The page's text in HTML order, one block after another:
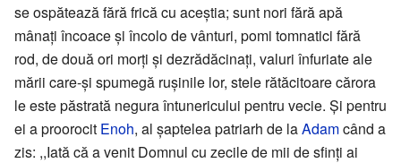
se ospătează fără frică cu aceştia; sunt nori fără apă
mânaţi încoace şi încolo de vânturi, pomi tomnatici fără
rod, de două ori morţi şi dezrădăcinaţi, valuri înfuriate ale
mării care-şi spumegă ruşinile lor, stele rătăcitoare cărora
le este păstrată negura întunericului pentru vecie. Şi pentru
ei a proorocit Enoh, al şaptelea patriarh de laAdamcând a
zis: ,,Iată că a venit Domnul cu zecile de mii de sfinţi ai